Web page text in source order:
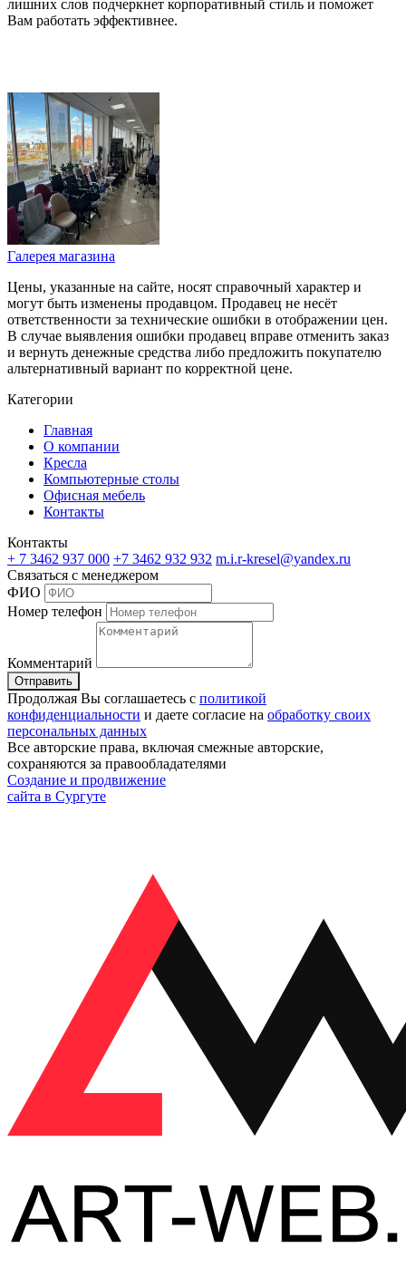
лишних слов подчеркнет корпоративный стиль и поможет
Вам работать эффективнее.
Галерея магазина
Цены, указанные на сайте, носят справочный характер и
могут быть изменены продавцом. Продавец не несёт
ответственности за технические ошибки в отображении цен.
В случае выявления ошибки продавец вправе отменить заказ
и вернуть денежные средства либо предложить покупателю
альтернативный вариант по корректной цене.
Категории
Главная
О компании
Кресла
Компьютерные столы
Офисная мебель
Контакты
Контакты
+ 7 3462 937 000 +7 3462 932 932 m.i.r-kresel@yandex.ru
Связаться с менеджером
ФИО
Номер телефон
Комментарий
Отправить
Продолжая Вы соглашаетесь с политикой
конфиденциальности и даете согласие на обработку своих
персональных данных
Все авторские права, включая смежные авторские,
сохраняются за правообладателями
Создание и продвижение
сайта в Сургуте